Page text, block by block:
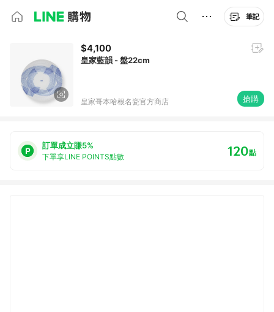
筆記
$4,100
皇家藍韻 - 盤22cm
皇家哥本哈根名瓷官方商店 搶購
訂單成立賺5%
下單享LINE POINTS點數 120點